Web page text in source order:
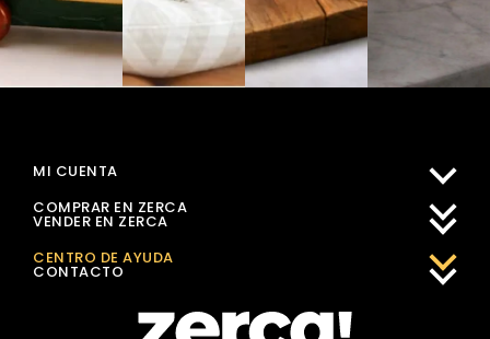
MI CUENTA
COMPRAR EN ZERCA
VENDER EN ZERCA
CENTRO DE AYUDA
CONTACTO